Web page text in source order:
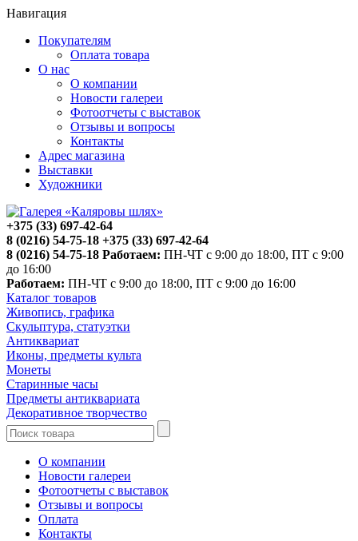
Навигация
Покупателям
Оплата товара
О нас
О компании
Новости галереи
Фотоотчеты с выставок
Отзывы и вопросы
Контакты
Адрес магазина
Выставки
Художники
+375 (33) 697-42-64
8 (0216) 54-75-18 +375 (33) 697-42-64
8 (0216) 54-75-18 Работаем: ПН-ЧТ с 9:00 до 18:00, ПТ с 9:00
до 16:00
Работаем: ПН-ЧТ с 9:00 до 18:00, ПТ с 9:00 до 16:00
Каталог товаров
Живопись, графика
Скульптура, статуэтки
Антиквариат
Иконы, предметы культа
Монеты
Старинные часы
Предметы антиквариата
Декоративное творчество
О компании
Новости галереи
Фотоотчеты с выставок
Отзывы и вопросы
Оплата
Контакты